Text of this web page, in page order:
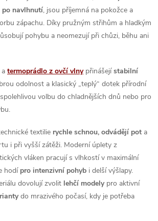
po navlhnutí, jsou příjemná na pokožce a
zápachu. Díky pružným střihům a hladkým
pohybu a neomezují při chůzi, běhu ani
a termoprádlo z ovčí vlnypřinášejístabilní
odolnost a klasický „teplý“ dotek přírodní
volbu do chladnějších dnů nebo pro
textilie rychle schnou, odvádějí pot a
i při vyšší zátěži. Moderní úplety z
vláken pracují s vlhkostí v maximální
hodí pro intenzivní pohyb i delší výšlapy.
dovolují zvolit lehčí modelypro aktivní
do mrazivého počasí, kdy je potřeba